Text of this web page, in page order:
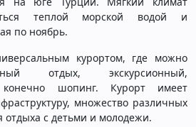
теплой морской водой и
по ноябрь.
курортом, где можно
отдых, экскурсионный,
конечно шопинг. Курорт имеет
множество различных
отдыха с детьми и молодежи.